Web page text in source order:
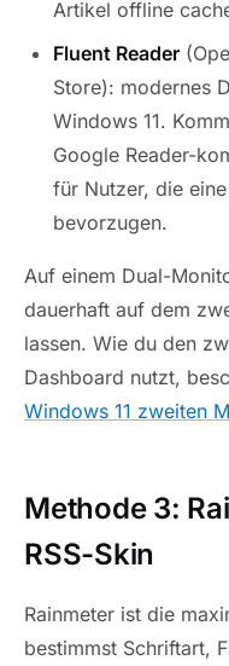
Artikel offline
Fluent Reader
Store): modernes
Windows 11.
Google Reader-
für Nutzer, die
bevorzugen.
Auf einem Dual-
dauerhaft auf dem
lassen. Wie du den
Dashboard nutzt,
Windows 11 zweiten
Methode 3:
RSS-Skin
Rainmeter ist die
bestimmst Schriftart,